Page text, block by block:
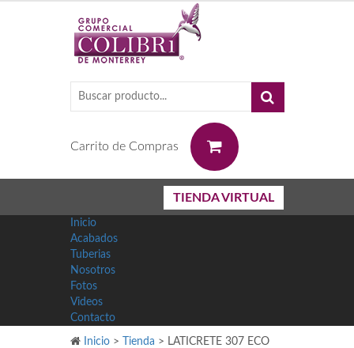
Carrito de Compras
TIENDA VIRTUAL
Inicio
Acabados
Tuberias
Nosotros
Fotos
Videos
Contacto
Inicio > Tienda > LATICRETE 307 ECO